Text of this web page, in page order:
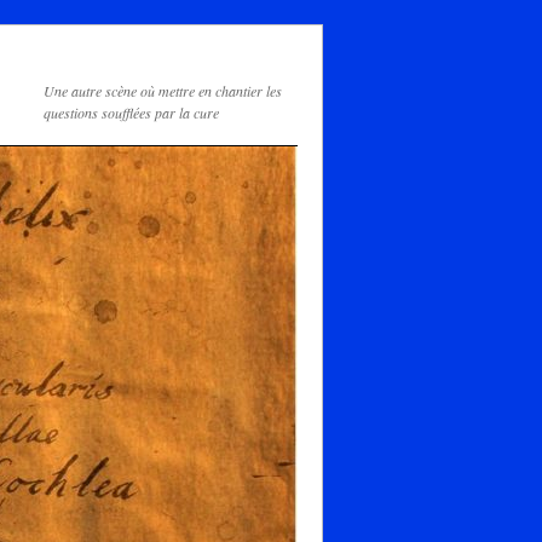
Une autre scène où mettre en chantier les
questions soufflées par la cure